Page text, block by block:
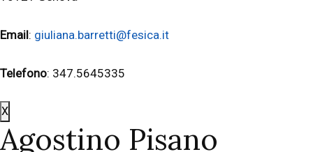
Email: giuliana.barretti@fesica.it
Telefono: 347.5645335
X
Agostino Pisano